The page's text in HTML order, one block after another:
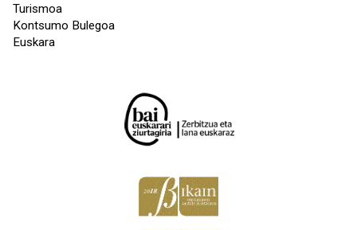
Turismoa
Kontsumo Bulegoa
Euskara